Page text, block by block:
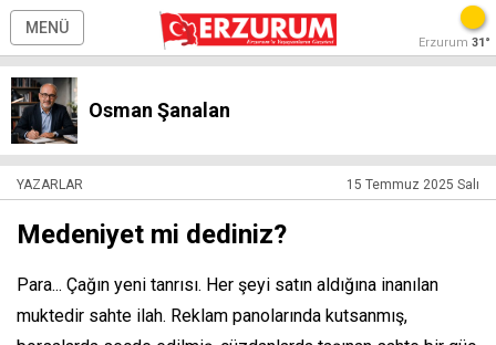
MENÜ
Erzurum 31°
Osman Şanalan
YAZARLAR 15 Temmuz 2025 Salı
Medeniyet mi dediniz?
Para... Çağın yeni tanrısı. Her şeyi satın aldığına inanılan
muktedir sahte ilah. Reklam panolarında kutsanmış,